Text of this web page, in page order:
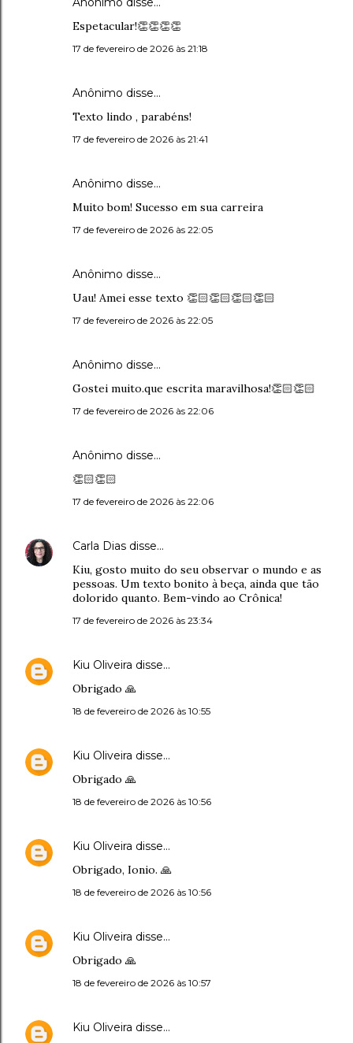
Espetacular!👏👏👏👏
17 de fevereiro de 2026 às 21:18
Anônimo disse…
Texto lindo , parabéns!
17 de fevereiro de 2026 às 21:41
Anônimo disse…
Muito bom! Sucesso em sua carreira
17 de fevereiro de 2026 às 22:05
Anônimo disse…
Uau! Amei esse texto 👏🏻👏🏻👏🏻👏🏻
17 de fevereiro de 2026 às 22:05
Anônimo disse…
Gostei muito.que escrita maravilhosa!👏🏻👏🏻
17 de fevereiro de 2026 às 22:06
Anônimo disse…
👏🏻👏🏻
17 de fevereiro de 2026 às 22:06
Carla Dias disse…
Kiu, gosto muito do seu observar o mundo e as
pessoas. Um texto bonito à beça, ainda que tão
dolorido quanto. Bem-vindo ao Crônica!
17 de fevereiro de 2026 às 23:34
Kiu Oliveira disse…
Obrigado 🙏
18 de fevereiro de 2026 às 10:55
Kiu Oliveira disse…
Obrigado 🙏
18 de fevereiro de 2026 às 10:56
Kiu Oliveira disse…
Obrigado, Ionio. 🙏
18 de fevereiro de 2026 às 10:56
Kiu Oliveira disse…
Obrigado 🙏
18 de fevereiro de 2026 às 10:57
Kiu Oliveira disse…